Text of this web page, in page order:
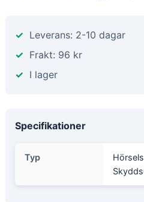
Leverans: 2-10 dagar
Frakt: 96 kr
I lager
Specifikationer
Typ